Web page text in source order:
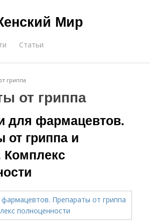
Мир
Статьи
гриппа
от гриппа
для фармацевтов.
от гриппа и